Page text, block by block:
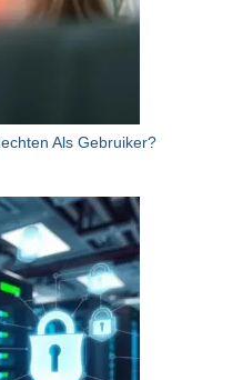
Als Gebruiker?